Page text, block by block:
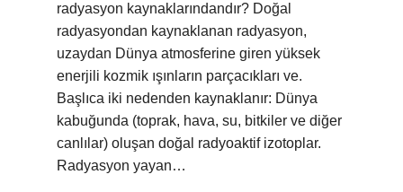
radyasyon kaynaklarındandır? Doğal
radyasyondan kaynaklanan radyasyon,
uzaydan Dünya atmosferine giren yüksek
enerjili kozmik ışınların parçacıkları ve.
Başlıca iki nedenden kaynaklanır: Dünya
kabuğunda (toprak, hava, su, bitkiler ve diğer
canlılar) oluşan doğal radyoaktif izotoplar.
Radyasyon yayan…